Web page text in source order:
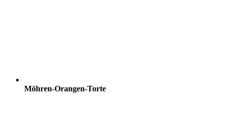
Möhren-Orangen-Torte